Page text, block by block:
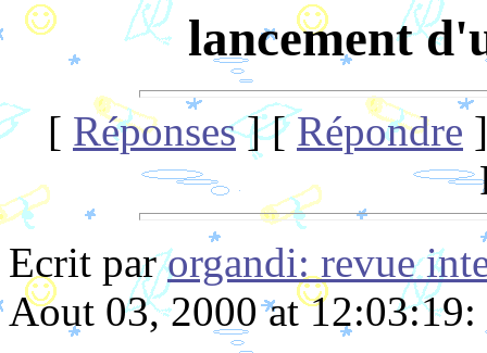
lancement
[ Réponses] [Répondre
Ecrit parorgandi: revue
Aout 03, 2000 at 12:03:19: